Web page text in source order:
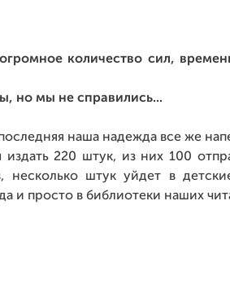
количество сил,
но мы не справились...
наша надежда все же
220 штук, из них 100
несколько штук уйдет в
и просто в библиотеки наших